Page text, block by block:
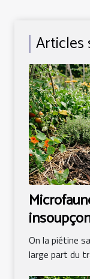
Articles
On la piétine
large part du